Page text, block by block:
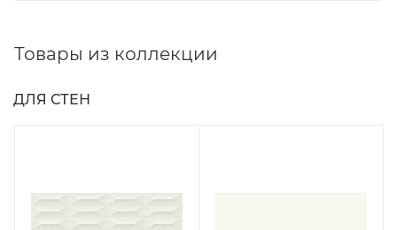
Товары из коллекции
ДЛЯ СТЕН